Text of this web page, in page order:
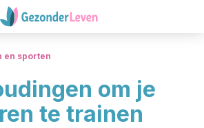
en sporten
om je
te trainen